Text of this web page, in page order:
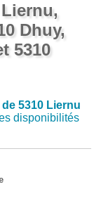
Dhuy,
5310
5310 Liernu
disponibilités